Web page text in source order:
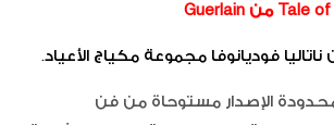
فوديانوفا مجموعة مكياج الأعياد.
الإصدار مستوحاة من فن